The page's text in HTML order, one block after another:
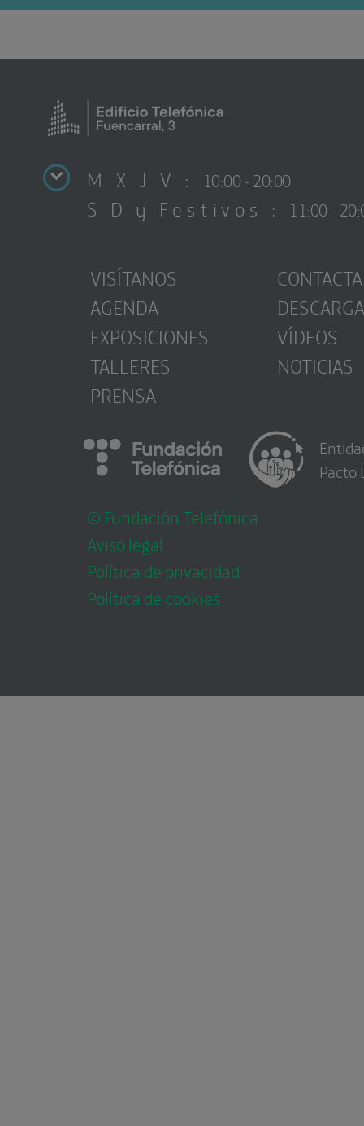
M X J V : 10:00 - 20:00
S D y Festivos : 11:00 -
VISÍTANOS
AGENDA
EXPOSICIONES
TALLERES
PRENSA
CONTACTA
VÍDEOS
NOTICIAS
© Fundación Telefónica
Aviso legal
Política de privacidad
Política de cookies
Pacto